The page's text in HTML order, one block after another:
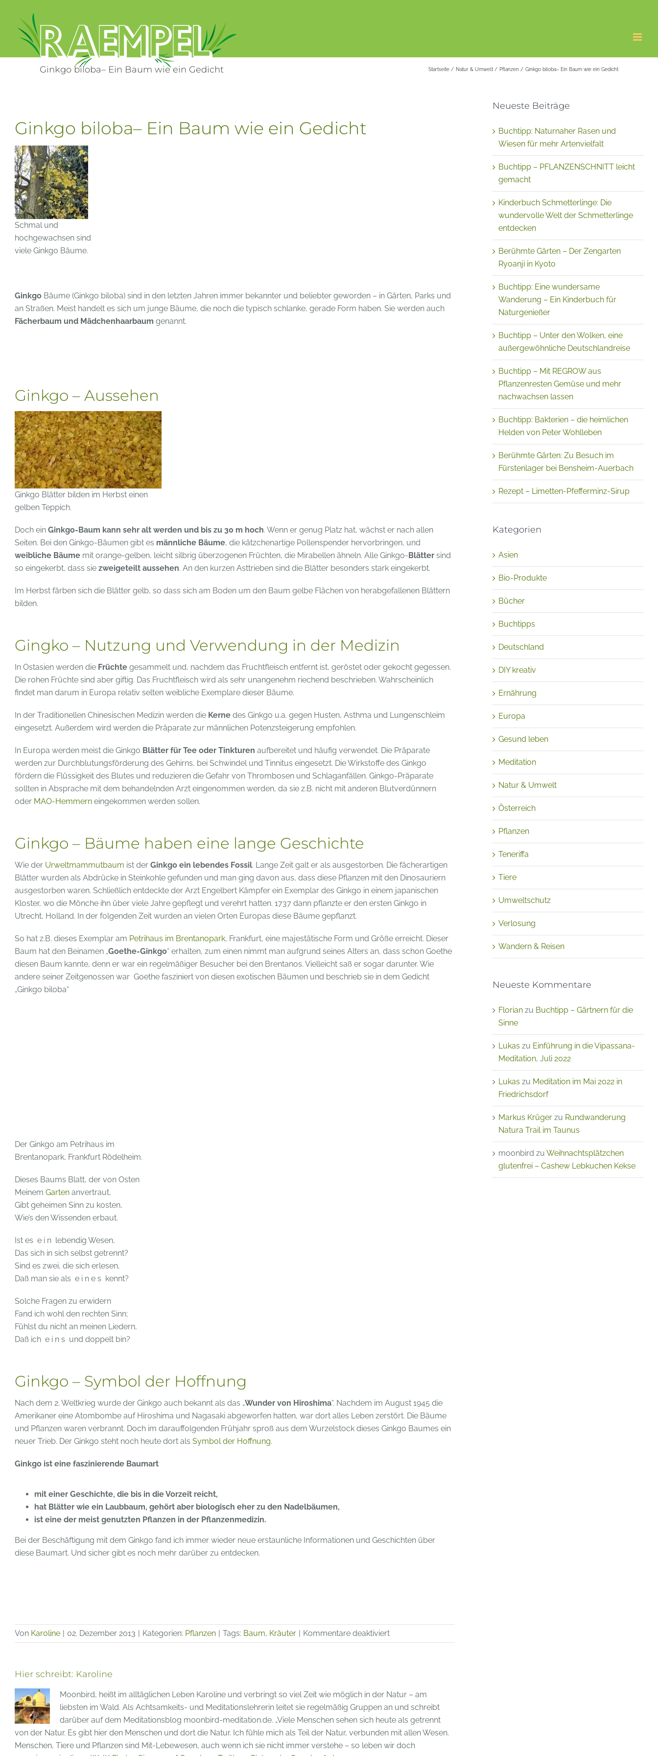
springen
Ginkgo biloba– Ein Baum wie ein Gedicht Startseite Natur & Umwelt Pflanzen Ginkgo biloba– Ein Baum wie ein Gedicht
Ginkgo biloba– Ein Baum wie ein Gedicht
Schmal und
hochgewachsen sind
viele Ginkgo Bäume.
Ginkgo Bäume (Ginkgo biloba) sind in den letzten Jahren immer bekannter und beliebter geworden – in Gärten, Parks und
an Straßen. Meist handelt es sich um junge Bäume, die noch die typisch schlanke, gerade Form haben. Sie werden auch
Fächerbaum und Mädchenhaarbaum genannt.
Ginkgo – Aussehen
Ginkgo Blätter bilden im Herbst einen
gelben Teppich.
Doch ein Ginkgo-Baum kann sehr alt werden und bis zu 30 m hoch. Wenn er genug Platz hat, wächst er nach allen
Seiten. Bei den Ginkgo-Bäumen gibt es männliche Bäume, die kätzchenartige Pollenspender hervorbringen, und
weibliche Bäume mit orange-gelben, leicht silbrig überzogenen Früchten, die Mirabellen ähneln. Alle Ginkgo- Blätter sind
so eingekerbt, dass sie zweigeteilt aussehen. An den kurzen Asttrieben sind die Blätter besonders stark eingekerbt.
Im Herbst färben sich die Blätter gelb, so dass sich am Boden um den Baum gelbe Flächen von herabgefallenen Blättern
bilden.
Gingko – Nutzung und Verwendung in der Medizin
In Ostasien werden die Früchte gesammelt und, nachdem das Fruchtfleisch entfernt ist, geröstet oder gekocht gegessen.
Die rohen Früchte sind aber giftig. Das Fruchtfleisch wird als sehr unangenehm riechend beschrieben. Wahrscheinlich
findet man darum in Europa relativ selten weibliche Exemplare dieser Bäume.
In der Traditionellen Chinesischen Medizin werden die Kerne des Ginkgo u.a. gegen Husten, Asthma und Lungenschleim
eingesetzt. Außerdem wird werden die Präparate zur männlichen Potenzsteigerung empfohlen.
In Europa werden meist die Ginkgo Blätter für Tee oder Tinkturen aufbereitet und häufig verwendet. Die Präparate
werden zur Durchblutungsförderung des Gehirns, bei Schwindel und Tinnitus eingesetzt. Die Wirkstoffe des Ginkgo
fördern die Flüssigkeit des Blutes und reduzieren die Gefahr von Thrombosen und Schlaganfällen. Ginkgo-Präparate
sollten in Absprache mit dem behandelnden Arzt eingenommen werden, da sie z.B. nicht mit anderen Blutverdünnern
oder MAO-Hemmern eingekommen werden sollen.
Ginkgo – Bäume haben eine lange Geschichte
Wie der Urweltmammutbaum ist der Ginkgo ein lebendes Fossil. Lange Zeit galt er als ausgestorben. Die fächerartigen
Blätter wurden als Abdrücke in Steinkohle gefunden und man ging davon aus, dass diese Pflanzen mit den Dinosauriern
ausgestorben waren. Schließlich entdeckte der Arzt Engelbert Kämpfer ein Exemplar des Ginkgo in einem japanischen
Kloster, wo die Mönche ihn über viele Jahre gepflegt und verehrt hatten. 1737 dann pflanzte er den ersten Ginkgo in
Utrecht, Holland. In der folgenden Zeit wurden an vielen Orten Europas diese Bäume gepflanzt.
So hat z.B. dieses Exemplar am Petrihaus im Brentanopark, Frankfurt, eine majestätische Form und Größe erreicht. Dieser
Baum hat den Beinamen „Goethe-Ginkgo“ erhalten, zum einen nimmt man aufgrund seines Alters an, dass schon Goethe
diesen Baum kannte, denn er war ein regelmäßiger Besucher bei den Brentanos. Vielleicht saß er sogar darunter. Wie
andere seiner Zeitgenossen war Goethe fasziniert von diesen exotischen Bäumen und beschrieb sie in dem Gedicht
„Ginkgo biloba“
Der Ginkgo am Petrihaus im
Brentanopark, Frankfurt Rödelheim.
Dieses Baums Blatt, der von Osten
Meinem Garten anvertraut,
Gibt geheimen Sinn zu kosten,
Wie’s den Wissenden erbaut.
Ist es e i n lebendig Wesen,
Das sich in sich selbst getrennt?
Sind es zwei, die sich erlesen,
Daß man sie als e i n e s kennt?
Solche Fragen zu erwidern
Fand ich wohl den rechten Sinn;
Fühlst du nicht an meinen Liedern,
Daß ich e i n s und doppelt bin?
Ginkgo – Symbol der Hoffnung
Nach dem 2. Weltkrieg wurde der Ginkgo auch bekannt als das „Wunder von Hiroshima“. Nachdem im August 1945 die
Amerikaner eine Atombombe auf Hiroshima und Nagasaki abgeworfen hatten, war dort alles Leben zerstört. Die Bäume
und Pflanzen waren verbrannt. Doch im darauffolgenden Frühjahr sproß aus dem Wurzelstock dieses Ginkgo Baumes ein
neuer Trieb. Der Ginkgo steht noch heute dort als Symbol der Hoffnung.
Ginkgo ist eine faszinierende Baumart
mit einer Geschichte, die bis in die Vorzeit reicht,
hat Blätter wie ein Laubbaum, gehört aber biologisch eher zu den Nadelbäumen,
ist eine der meist genutzten Pflanzen in der Pflanzenmedizin.
Bei der Beschäftigung mit dem Ginkgo fand ich immer wieder neue erstaunliche Informationen und Geschichten über
diese Baumart. Und sicher gibt es noch mehr darüber zu entdecken.
Von Karoline 02. Dezember 2013 Kategorien: Pflanzen Tags: Baum, Kräuter Kommentare deaktiviertfür
Ginkgo
wie
ein
Gedicht
Hier schreibt: Karoline
Moonbird, heißt im alltäglichen Leben Karoline und verbringt so viel Zeit wie möglich in der Natur – am
liebsten im Wald. Als Achtsamkeits- und Meditationslehrerin leitet sie regelmäßig Gruppen an und schreibt
darüber auf dem Meditationsblog moonbird-meditation.de. „Viele Menschen sehen sich heute als getrennt
von der Natur. Es gibt hier den Menschen und dort die Natur. Ich fühle mich als Teil der Natur, verbunden mit allen Wesen.
Menschen, Tiere und Pflanzen sind Mit-Lebewesen, auch wenn ich sie nicht immer verstehe – so leben wir doch
Neueste Beiträge
Buchtipp: Naturnaher Rasen und
Wiesen für mehr Artenvielfalt
Buchtipp – PFLANZENSCHNITT leicht
gemacht
Kinderbuch Schmetterlinge: Die
wundervolle Welt der Schmetterlinge
entdecken
Berühmte Gärten – Der Zengarten
Ryoanji in Kyoto
Buchtipp: Eine wundersame
Wanderung – Ein Kinderbuch für
Naturgenießer
Buchtipp – Unter den Wolken, eine
außergewöhnliche Deutschlandreise
Buchtipp – Mit REGROW aus
Pflanzenresten Gemüse und mehr
nachwachsen lassen
Buchtipp: Bakterien – die heimlichen
Helden von Peter Wohlleben
Berühmte Gärten: Zu Besuch im
Fürstenlager bei Bensheim-Auerbach
Rezept – Limetten-Pfefferminz-Sirup
Kategorien
Asien
Bio-Produkte
Bücher
Buchtipps
Deutschland
DIY kreativ
Ernährung
Europa
Gesund leben
Meditation
Natur & Umwelt
Österreich
Pflanzen
Teneriffa
Tiere
Umweltschutz
Verlosung
Wandern & Reisen
Neueste Kommentare
Florianzu Buchtipp – Gärtnern für die
Sinne
Lukas zu Einführung in die Vipassana-
Meditation, Juli 2022
Lukas zu Meditation im Mai 2022 in
Friedrichsdorf
Markus Krügerzu Rundwanderung
Natura Trail im Taunus
moonbird zu Weihnachtsplätzchen
glutenfrei – Cashew Lebkuchen Kekse